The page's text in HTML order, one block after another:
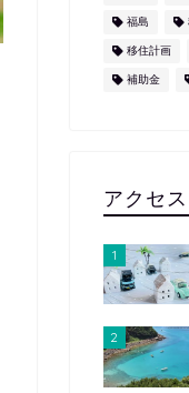
福島
移住計画
補助金
アクセ
1
2